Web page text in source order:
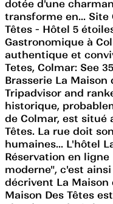
dotée d'une
transforme en...
Têtes - Hôtel 5
Gastronomique à
authentique et
Tetes, Colmar: See
Brasserie La Maison
Tripadvisor and
historique,
de Colmar, est situé
Têtes. La rue doit
humaines... L'hôtel
Réservation en
moderne", c'est
décrivent La Maison
Maison Des Têtes